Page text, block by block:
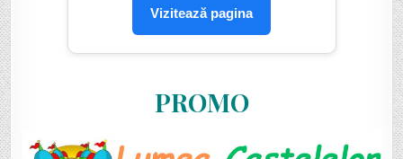
Vizitează pagina
PROMO